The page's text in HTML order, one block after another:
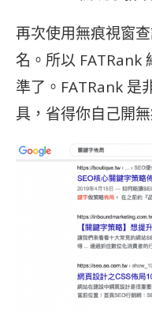
再次使用無痕視窗
名。所以 FATRank
準了。FATRank 是
具，省得你自己開